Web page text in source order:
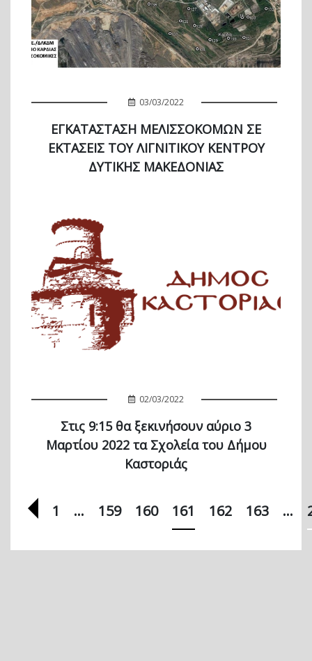
03/03/2022
ΕΓΚΑΤΑΣΤΑΣΗ ΜΕΛΙΣΣΟΚΟΜΩΝ ΣΕ
ΕΚΤΑΣΕΙΣ ΤΟΥ ΛΙΓΝΙΤΙΚΟΥ ΚΕΝΤΡΟΥ
ΔΥΤΙΚΗΣ ΜΑΚΕΔΟΝΙΑΣ
02/03/2022
Στις 9:15 θα ξεκινήσουν αύριο 3
Μαρτίου 2022 τα Σχολεία του Δήμου
Καστοριάς
Προηγούμενη σελίδα
1 … 159 160 161 162 163 …